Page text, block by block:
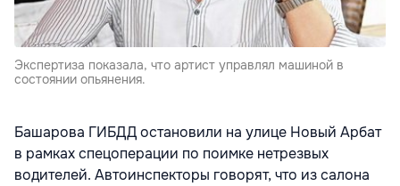
Экспертиза показала, что артист управлял машиной в
состоянии опьянения.
Башарова ГИБДД остановили на улице Новый Арбат
в рамках спецоперации по поимке нетрезвых
водителей. Автоинспекторы говорят, что из салона